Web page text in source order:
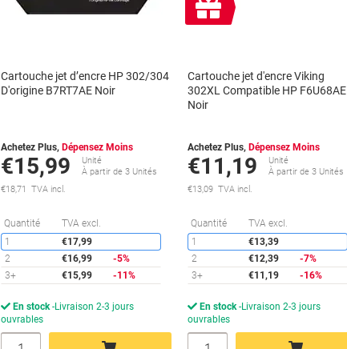
Cartouche jet d’encre HP 302/304
D'origine B7RT7AE Noir
Achetez Plus, Dépensez Moins
€15,99
Unité
À partir de 3 Unités
€18,71 TVA incl.
Quantité TVA excl.
Économies
1
€17,99
2
€16,99
-5%
3+
€15,99 -11%
En stock Livraison 2-3 jours
ouvrables
Quantité
gratuit
Cartouche jet d'encre Viking
302XL Compatible HP F6U68AE
Noir
Achetez Plus, Dépensez Moins
€11,19
Unité
À partir de 3 Unités
€13,09 TVA incl.
Quantité TVA excl.
1
€13,39
2
€12,39
-7%
3+
€11,19 -16%
En stock Livraison 2-3 jours
ouvrables
Quantité